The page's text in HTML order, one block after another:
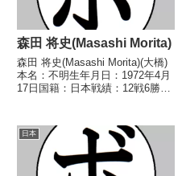
森田 将史(Masashi Morita)
森田 将史(Masashi Morita)(大橋)
本名：不明生年月日：1972年4月
17日国籍：日本戦績：12戦6勝
●1RKO 佐々木 真吾(木更津グリ
ーンベイ)1997/...
日本